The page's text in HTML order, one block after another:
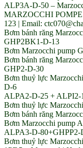
ALP3A-D-50 –
MARZOCCHI POMPE
123 | Email:
Bơm bánh răng
GHP2BK1-D-13
Bơm Marzocchi pump
Bơm bánh răng
GHP2-D-30
Bơm thuỷ lực
D-6
ALPA2-D-25 + ALPI2-
Bơm thuỷ lực
Bơm bánh răng
Bơm Marzocchi pump
ALPA3-D-80+GHPP2-
Bơm thuỷ lực